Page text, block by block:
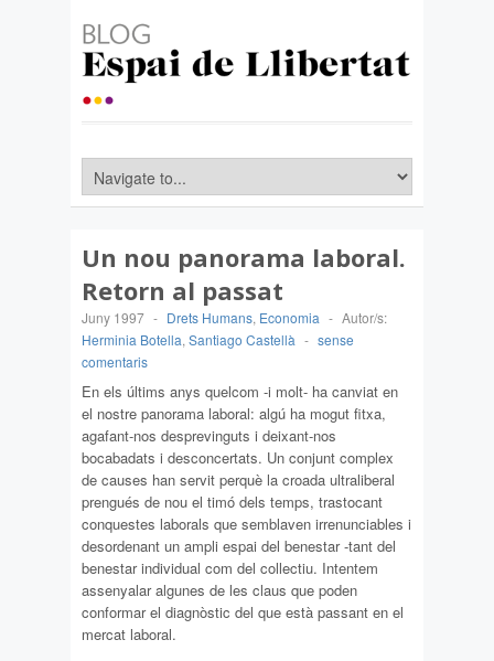
Un nou panorama laboral.
Retorn al passat
Juny 1997 - Drets Humans, Economia - Autor/s:
Herminia Botella, Santiago Castellà - sense
comentaris
En els últims anys quelcom -i molt- ha canviat en
el nostre panorama laboral: algú ha mogut fitxa,
agafant-nos desprevinguts i deixant-nos
bocabadats i desconcertats. Un conjunt complex
de causes han servit perquè la croada ultraliberal
prengués de nou el timó dels temps, trastocant
conquestes laborals que semblaven irrenunciables i
desordenant un ampli espai del benestar -tant del
benestar individual com del collectiu. Intentem
assenyalar algunes de les claus que poden
conformar el diagnòstic del que està passant en el
mercat laboral.